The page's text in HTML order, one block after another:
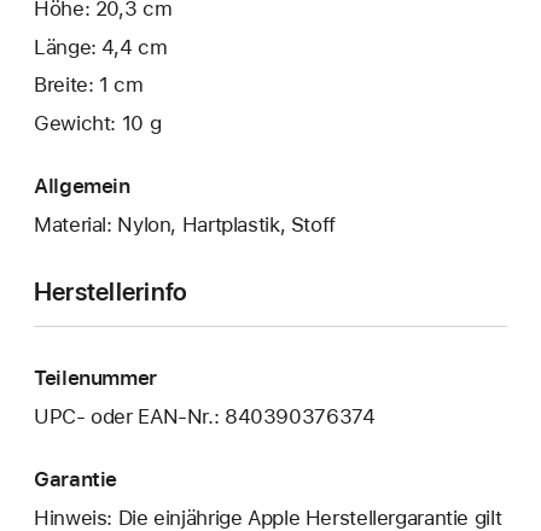
Höhe: 20,3 cm
Länge: 4,4 cm
Breite: 1 cm
Gewicht: 10 g
Allgemein
Material: Nylon, Hartplastik, Stoff
Herstellerinfo
Teilenummer
UPC- oder EAN-Nr.: 840390376374
Garantie
Hinweis: Die einjährige Apple Herstellergarantie gilt